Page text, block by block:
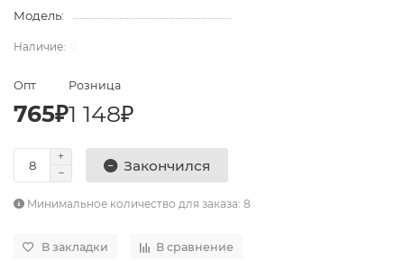
Модель:
Опт
765₽
Розница
1 148₽
Закончился
Минимальное количество для заказа: 8
В закладки В сравнение